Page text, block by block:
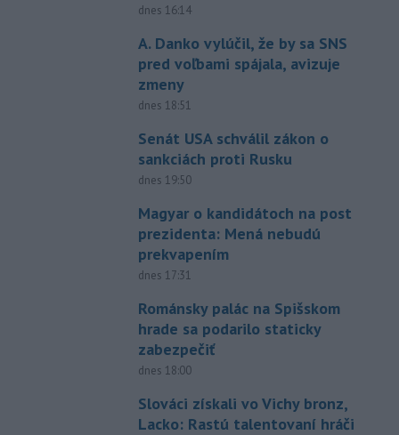
dnes 16:14
A. Danko vylúčil, že by sa SNS
pred voľbami spájala, avizuje
zmeny
dnes 18:51
Senát USA schválil zákon o
sankciách proti Rusku
dnes 19:50
Magyar o kandidátoch na post
prezidenta: Mená nebudú
prekvapením
dnes 17:31
Románsky palác na Spišskom
hrade sa podarilo staticky
zabezpečiť
dnes 18:00
Slováci získali vo Vichy bronz,
Lacko: Rastú talentovaní hráči